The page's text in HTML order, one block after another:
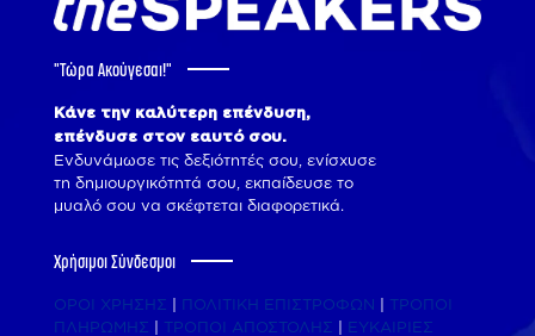
"Tώρα Ακούγεσαι!"
Κάνε την καλύτερη επένδυση,
επένδυσε στον εαυτό σου.
Ενδυνάμωσε τις δεξιότητές σου, ενίσχυσε
τη δημιουργικότητά σου, εκπαίδευσε το
μυαλό σου να σκέφτεται διαφορετικά.
Χρήσιμοι Σύνδεσμοι
ΟΡΟΙ ΧΡΗΣΗΣ | ΠΟΛΙΤΙΚΗ ΕΠΙΣΤΡΟΦΩΝ | ΤΡΟΠΟΙ
ΠΛΗΡΩΜΗΣ | ΤΡΟΠΟΙ ΑΠΟΣΤΟΛΗΣ | ΕΥΚΑΙΡΙΕΣ